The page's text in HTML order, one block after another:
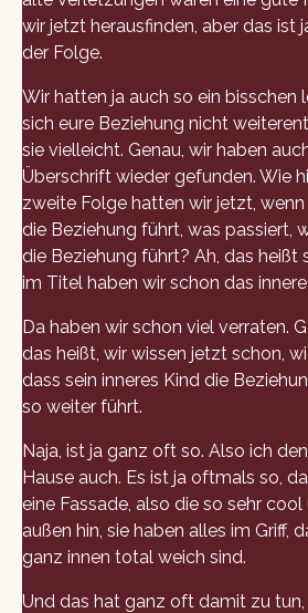
wir jetzt herausfinden, aber das ist
der Folge.
Wir hatten ja auch so ein bisschen
sich eure Beziehung nicht
sie vielleicht. Genau, wir haben
Überschrift wieder gefunden. Wie
zweite Folge hatten wir jetzt, wenn
die Beziehung führt, was passiert,
die Beziehung führt? Ah, das heißt
im Titel haben wir schon das
Da haben wir schon viel verraten.
das heißt, wir wissen jetzt schon,
dass sein inneres Kind die
so weiter führt.
Naja, ist ja ganz oft so. Also ich
Hause auch. Es ist ja oftmals so,
eine Fassade, also die so sehr cool
außen hin, sie haben alles im Griff,
ganz innen total weich sind.
Und das hat ganz oft damit zu tun,